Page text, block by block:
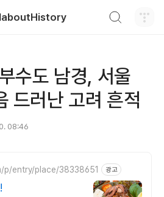
수도 남경, 서울
드러난 고려 흔적
08:46
p/entry/place/38338651 광고